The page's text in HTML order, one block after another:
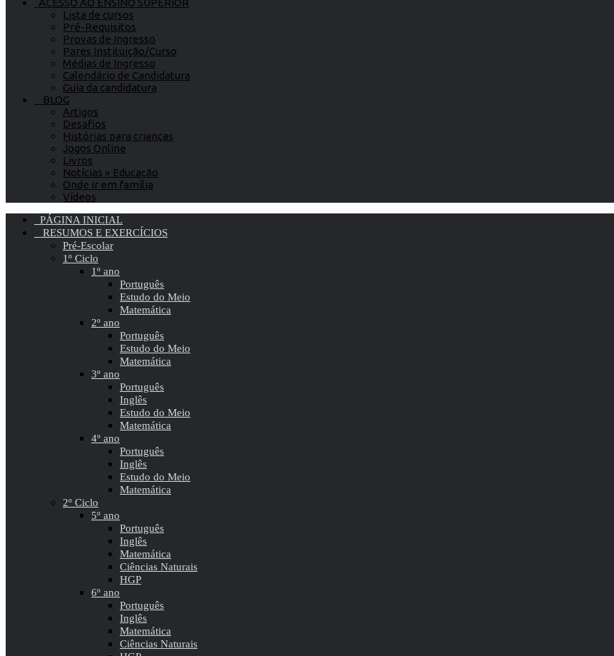
ACESSO AO ENSINO SUPERIOR
Lista de cursos
Pré-Requisitos
Provas de Ingresso
Pares Instituição/Curso
Médias de Ingresso
Calendário de Candidatura
Guia da candidatura
BLOG
Artigos
Desafios
Histórias para crianças
Jogos Online
Livros
Notícias » Educação
Onde ir em família
Vídeos
PÁGINA INICIAL
RESUMOS E EXERCÍCIOS
Pré-Escolar
1º Ciclo
1º ano
Português
Estudo do Meio
Matemática
2º ano
Português
Estudo do Meio
Matemática
3º ano
Português
Inglês
Estudo do Meio
Matemática
4º ano
Português
Inglês
Estudo do Meio
Matemática
2º Ciclo
5º ano
Português
Inglês
Matemática
Ciências Naturais
HGP
6º ano
Português
Inglês
Matemática
Ciências Naturais